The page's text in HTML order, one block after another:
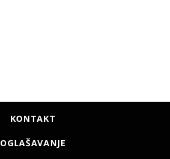
KONTAKT
OGLAŠAVANJE